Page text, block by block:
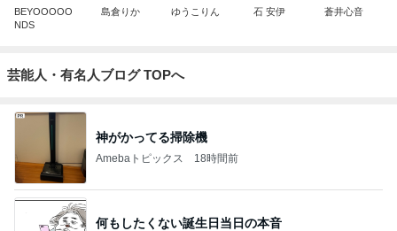
BEYOOOOO
NDS
島倉りか ゆうこりん 石 安伊 蒼井心音
芸能人・有名人ブログ TOPへ
神がかってる掃除機
Amebaトピックス 18時間前
何もしたくない誕生日当日の本音